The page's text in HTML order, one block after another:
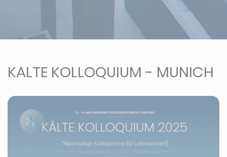
KALTE KOLLOQUIUM - MUNICH